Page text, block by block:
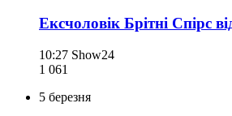
Ексчоловік Брітні Спірс
10:27 Show24
1 061
5 березня